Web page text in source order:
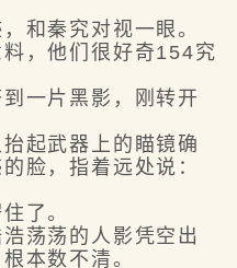
秦究对视一眼。
，他们很好奇154究
一片黑影，刚转开
起武器上的瞄镜确
脸，指着远处说：
了。
荡荡的人影凭空出
本数不清。